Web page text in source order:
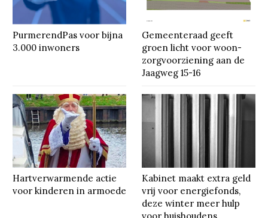
PurmerendPas voor bijna
3.000 inwoners
Gemeenteraad geeft
groen licht voor woon-
zorgvoorziening aan de
Jaagweg 15-16
Hartverwarmende actie
voor kinderen in armoede
Kabinet maakt extra geld
vrij voor energiefonds,
deze winter meer hulp